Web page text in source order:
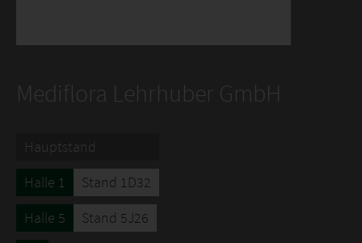
Mediflora Lehrhuber GmbH
Hauptstand
Halle 1
Stand 1D32
Halle 5
Stand 5J26